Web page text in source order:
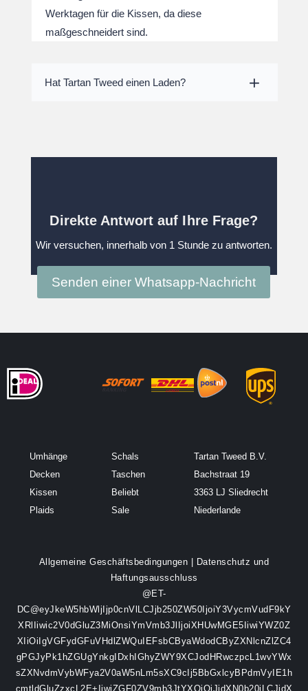
Werktagen für die Kissen, da diese
maßgeschneidert sind.
Hat Tartan Tweed einen Laden?
Direkte Antwort auf Ihre Frage?
Wir versuchen, innerhalb von 1 Stunde zu antworten.
Senden einer Whatsapp-Nachricht
Umhänge
Decken
Kissen
Plaids
Schals
Taschen
Beliebt
Sale
Tartan Tweed B.V.
Bachstraat 19
3363 LJ Sliedrecht
Niederlande
Allgemeine Geschäftsbedingungen
Datenschutz und
Haftungsausschluss
@ET-
DC@eyJkeW5hbWljIjp0cnVlLCJjb250ZW50IjoiY3VycmVudF9kY
XRlIiwic2V0dGluZ3MiOnsiYmVmb3JlIjoiXHUwMGE5IiwiYWZ0Z
XIiOiIgVGFydGFuVHdlZWQuIEFsbCByaWdodCByZXNlcnZlZC4
gPGJyPk1hZGUgYnkgIDxhIGhyZWY9XCJodHRwczpcL1wvYWx
sZXNvdmVybWFya2V0aW5nLm5sXC9cIj5BbGxlcyBPdmVyIE1h
cmtldGluZzxcL2E+IiwiZGF0ZV9mb3JtYXQiOiJjdXN0b20iLCJjdX